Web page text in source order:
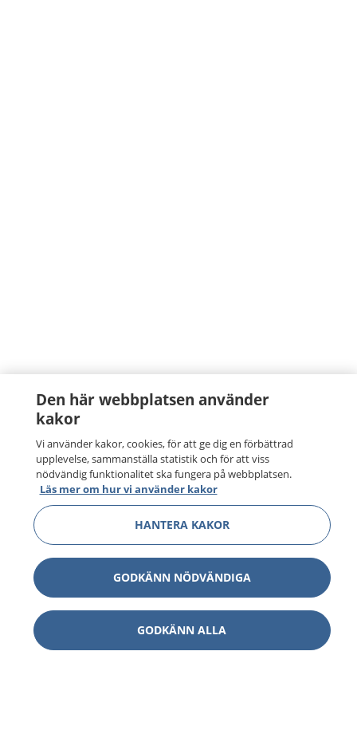
Den här webbplatsen använder
kakor
Vi använder kakor, cookies, för att ge dig en förbättrad
upplevelse, sammanställa statistik och för att viss
nödvändig funktionalitet ska fungera på webbplatsen.
Läs mer om hur vi använder kakor
HANTERA KAKOR
GODKÄNN NÖDVÄNDIGA
GODKÄNN ALLA